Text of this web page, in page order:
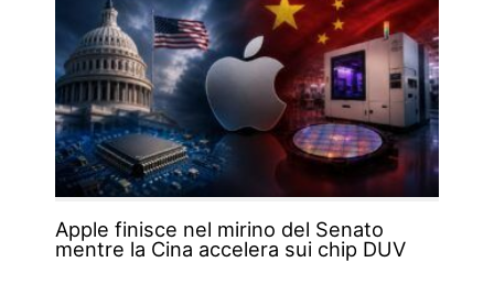
Apple finisce nel mirino del Senato
mentre la Cina accelera sui chip DUV